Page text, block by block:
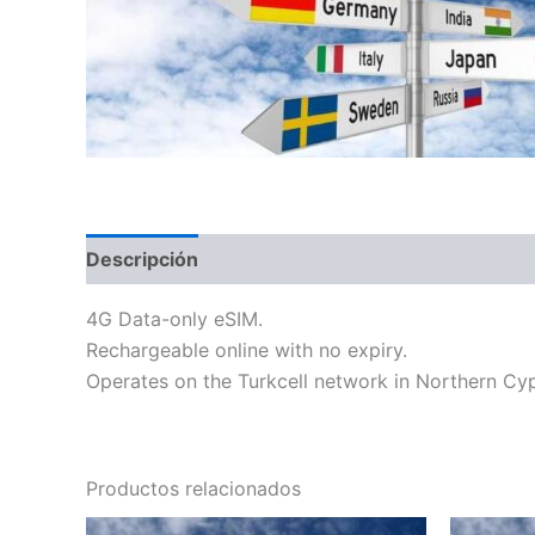
Descripción
4G Data-only eSIM.
Rechargeable online with no expiry.
Operates on the Turkcell network in Northern
Productos relacionados